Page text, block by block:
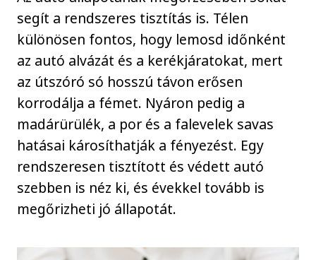
segít a rendszeres tisztítás is. Télen
különösen fontos, hogy lemosd időnként
az autó alvázát és a kerékjáratokat, mert
az útszóró só hosszú távon erősen
korrodálja a fémet. Nyáron pedig a
madárürülék, a por és a falevelek savas
hatásai károsíthatják a fényezést. Egy
rendszeresen tisztított és védett autó
szebben is néz ki, és évekkel tovább is
megőrizheti jó állapotát.